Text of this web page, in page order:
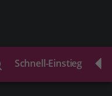
Schnell-Einstieg